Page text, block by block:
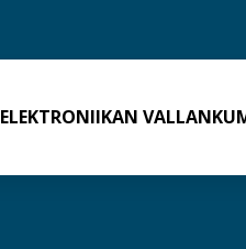
ELEKTRONIIKAN